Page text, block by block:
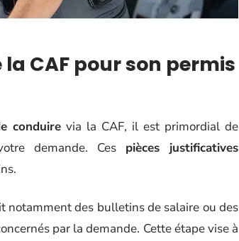
CAF pour son permis
conduire via la CAF, il est primordial de
demande. Ces pièces justificatives
notamment des bulletins de salaire ou des
par la demande. Cette étape vise à